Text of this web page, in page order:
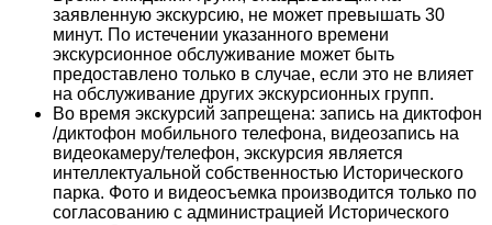
заявленную экскурсию, не может превышать 30
минут. По истечении указанного времени
экскурсионное обслуживание может быть
предоставлено только в случае, если это не влияет
на обслуживание других экскурсионных групп.
Во время экскурсий запрещена: запись на диктофон
/диктофон мобильного телефона, видеозапись на
видеокамеру/телефон, экскурсия является
интеллектуальной собственностью Исторического
парка. Фото и видеосъемка производится только по
согласованию с администрацией Исторического